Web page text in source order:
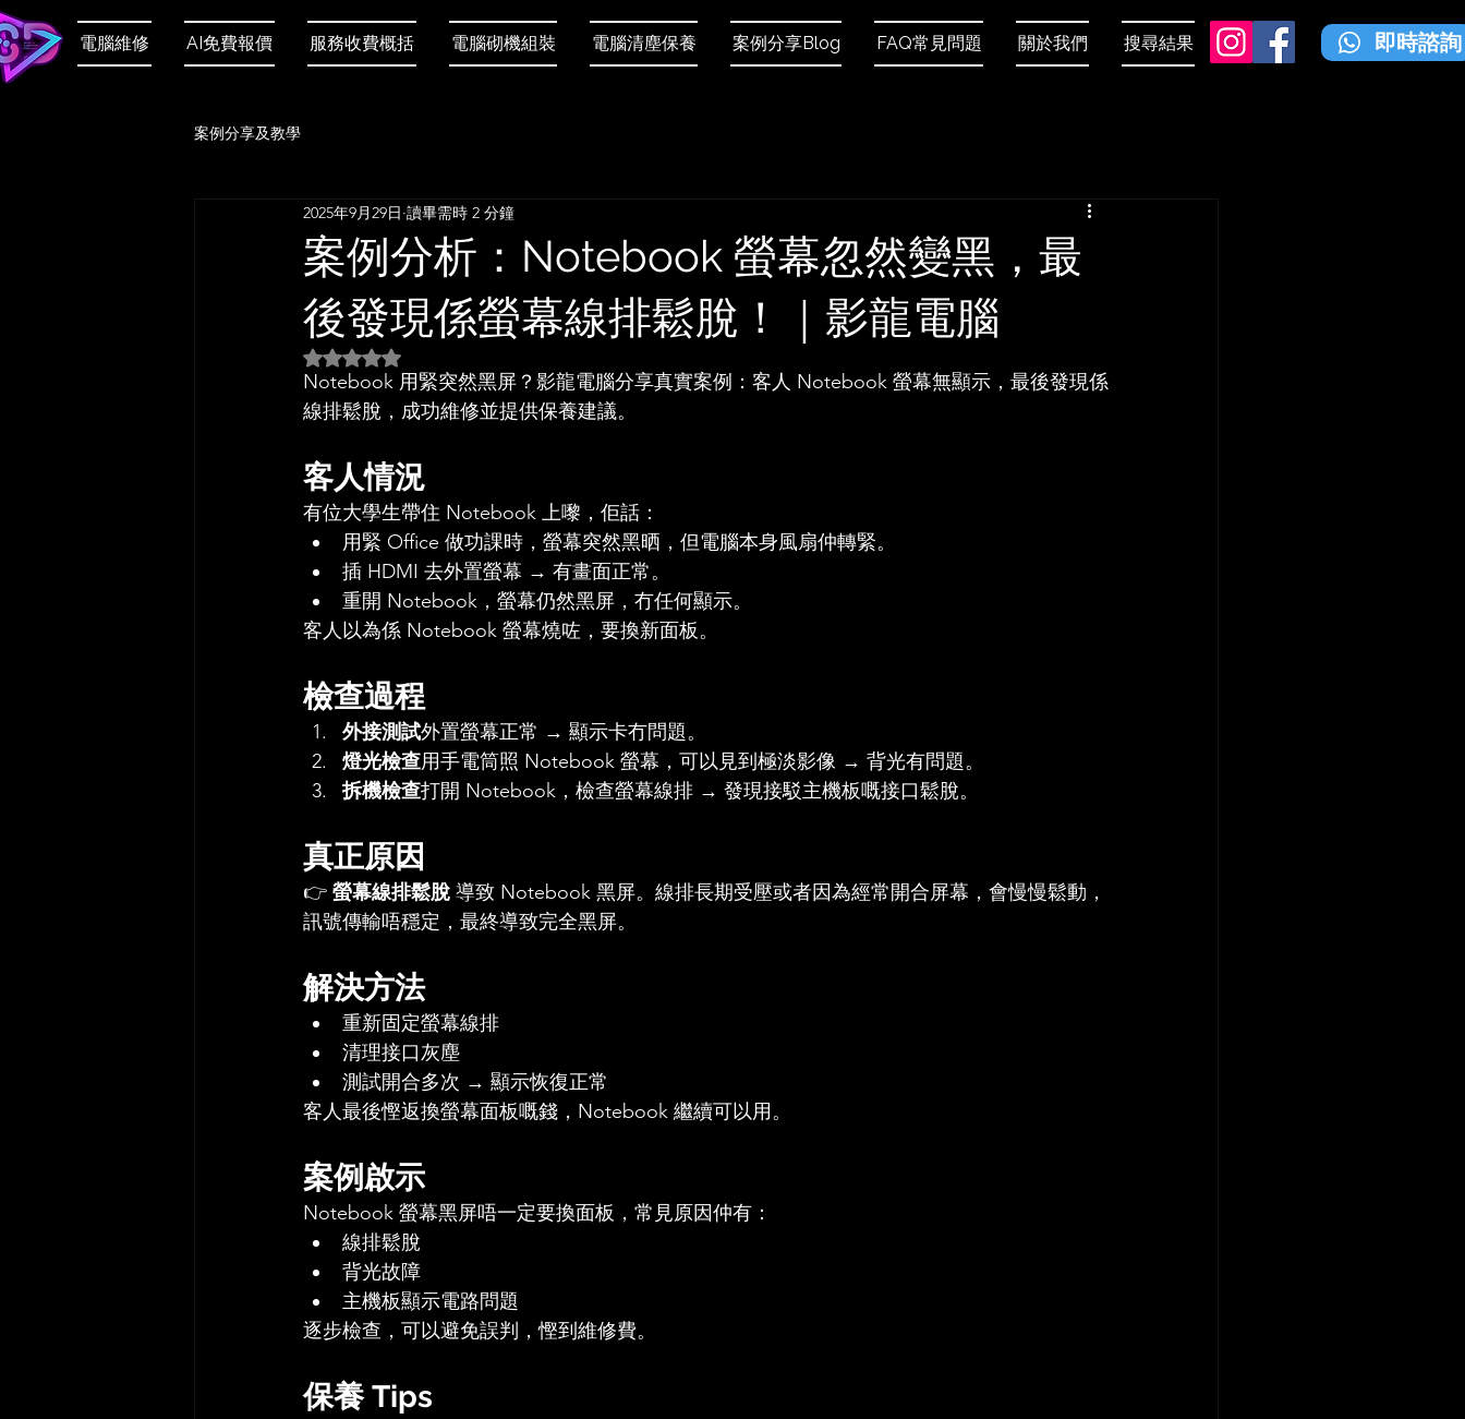
電腦維修 AI免費報價 服務收費概括 電腦砌機組裝 電腦清塵保養 案例分享Blog FAQ常見問題 關於我們 搜尋結果 即時諮詢
案例分享及教學
案例分析：Notebook 螢幕忽然變黑，最
後發現係螢幕線排鬆脫！｜影龍電腦
2025年9月29日 讀畢需時 2 分鐘
評等為 NaN（最高為 5 顆星）。
Notebook 用緊突然黑屏？影龍電腦分享真實案例：客人 Notebook 螢幕無顯示，最後發現係
線排鬆脫，成功維修並提供保養建議。
客人情況
有位大學生帶住 Notebook 上嚟，佢話：
用緊 Office 做功課時，螢幕突然黑晒，但電腦本身風扇仲轉緊。
插 HDMI 去外置螢幕 → 有畫面正常。
重開 Notebook，螢幕仍然黑屏，冇任何顯示。
客人以為係 Notebook 螢幕燒咗，要換新面板。
檢查過程
外接測試外置螢幕正常 → 顯示卡冇問題。
燈光檢查用手電筒照 Notebook 螢幕，可以見到極淡影像 → 背光有問題。
拆機檢查打開 Notebook，檢查螢幕線排 → 發現接駁主機板嘅接口鬆脫。
真正原因
👉 螢幕線排鬆脫 導致 Notebook 黑屏。線排長期受壓或者因為經常開合屏幕，會慢慢鬆動，
訊號傳輸唔穩定，最終導致完全黑屏。
解決方法
重新固定螢幕線排
清理接口灰塵
測試開合多次 → 顯示恢復正常
客人最後慳返換螢幕面板嘅錢，Notebook 繼續可以用。
案例啟示
Notebook 螢幕黑屏唔一定要換面板，常見原因仲有：
線排鬆脫
背光故障
主機板顯示電路問題
逐步檢查，可以避免誤判，慳到維修費。
保養 Tips